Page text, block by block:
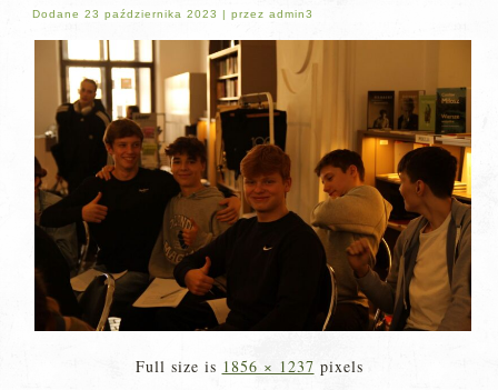
Dodane 23 października 2023 |przez admin3
Full size is 1856 × 1237 pixels